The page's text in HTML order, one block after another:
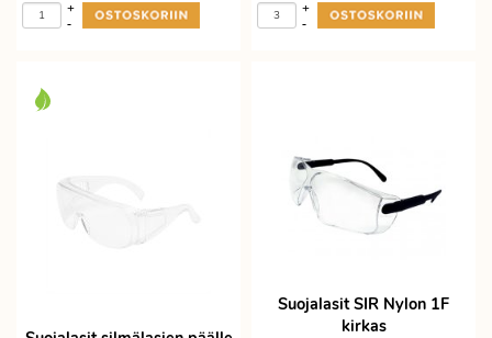
-
+
-
+
Suojalasit SIR Nylon 1F
kirkas